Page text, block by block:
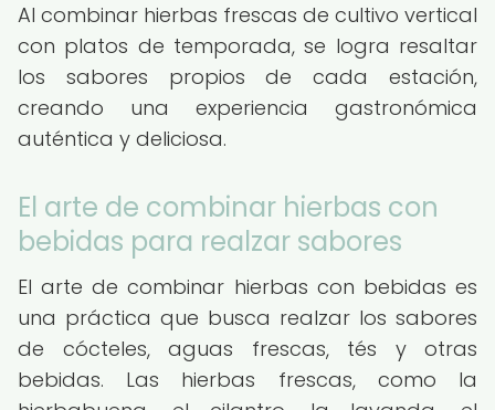
Al combinar hierbas frescas de cultivo vertical
con platos de temporada, se logra resaltar
los sabores propios de cada estación,
creando una experiencia gastronómica
auténtica y deliciosa.
El arte de combinar hierbas con
bebidas para realzar sabores
El arte de combinar hierbas con bebidas es
una práctica que busca realzar los sabores
de cócteles, aguas frescas, tés y otras
bebidas. Las hierbas frescas, como la